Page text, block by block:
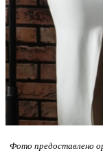
Фото предоставлено